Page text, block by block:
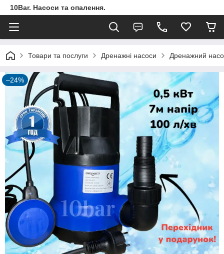
10Bar. Насоси та опалення.
Товари та послуги Дренажні насоси Дренажний
–24%